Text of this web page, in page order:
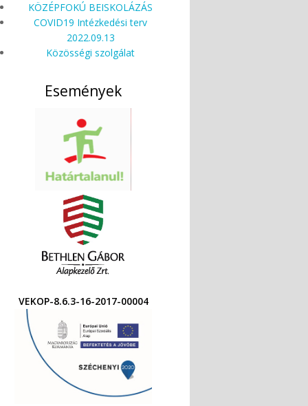
KÖZÉPFOKÚ BEISKOLÁZÁS
COVID19 Intézkedési terv
2022.09.13
Közösségi szolgálat
Események
VEKOP-8.6.3-16-2017-00004